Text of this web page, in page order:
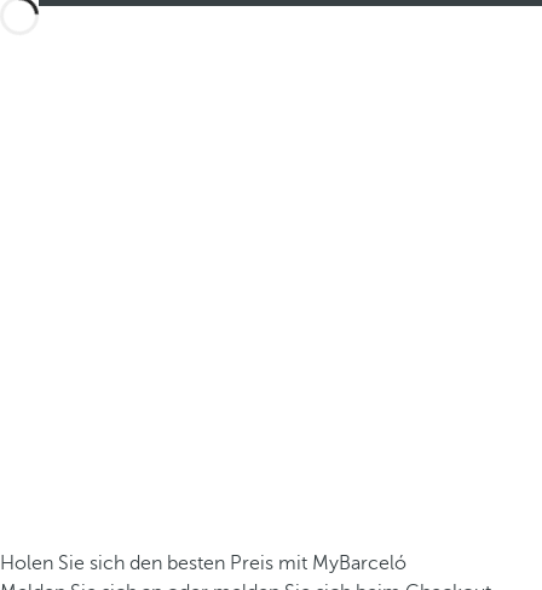
Holen Sie sich den besten Preis mit MyBarceló